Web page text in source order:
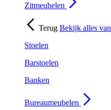
Zitmeubelen
Terug Bekijk alles van
Stoelen
Barstoelen
Banken
Bureaumeubelen